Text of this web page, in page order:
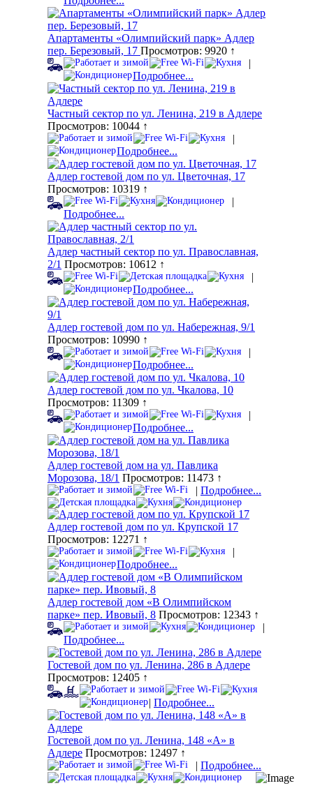
Апартаменты «Олимпийский парк» Адлер
пер. Березовый, 17 Просмотров: 9920 ↑
|
Подробнее...
Частный сектор по ул. Ленина, 219 в Адлере
Просмотров: 10044 ↑
|
Подробнее...
Адлер гостевой дом по ул. Цветочная, 17
Просмотров: 10319 ↑
|
Подробнее...
Адлер частный сектор по ул. Православная,
2/1 Просмотров: 10612 ↑
|
Подробнее...
Адлер гостевой дом по ул. Набережная, 9/1
Просмотров: 10990 ↑
|
Подробнее...
Адлер гостевой дом по ул. Чкалова, 10
Просмотров: 11309 ↑
|
Подробнее...
Адлер гостевой дом на ул. Павлика
Морозова, 18/1 Просмотров: 11473 ↑
| Подробнее...
Адлер гостевой дом по ул. Крупской 17
Просмотров: 12271 ↑
|
Подробнее...
Адлер гостевой дом «В Олимпийском
парке» пер. Ивовый, 8 Просмотров: 12343 ↑
|
Подробнее...
Гостевой дом по ул. Ленина, 286 в Адлере
Просмотров: 12405 ↑
| Подробнее...
Гостевой дом по ул. Ленина, 148 «А» в
Адлере Просмотров: 12497 ↑
| Подробнее...